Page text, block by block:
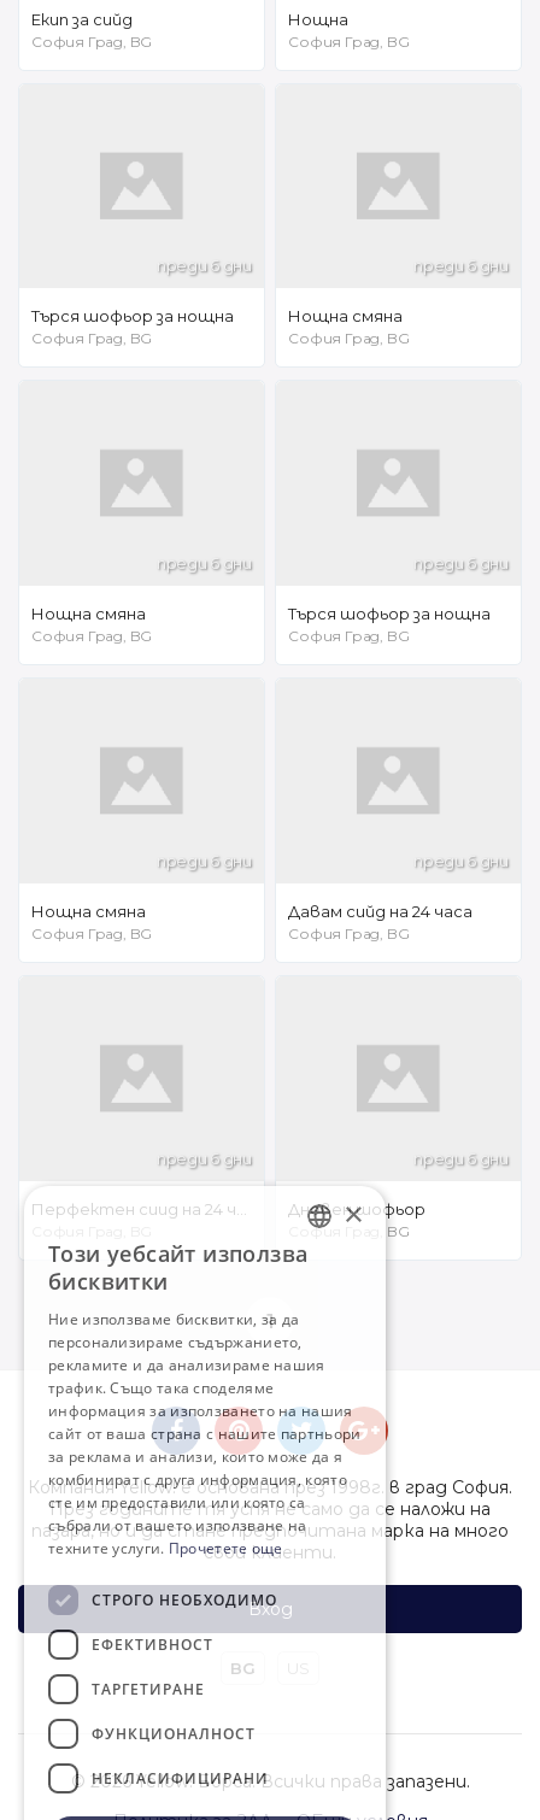
Екип за сийд
София Град, BG
Нощна
София Град, BG
преди 6 дни
Търся шофьор за нощна
София Град, BG
преди 6 дни
Нощна смяна
София Град, BG
преди 6 дни
Нощна смяна
София Град, BG
преди 6 дни
Търся шофьор за нощна
София Град, BG
преди 6 дни
Нощна смяна
София Град, BG
преди 6 дни
Давам сийд на 24 часа
София Град, BG
преди 6 дни преди 6 дни
Дневен шофьор
София Град, BG
1
Компания Yellow! е основана през 1998г. в град София.
През годините тя успя не само да се наложи на
пазара, но и да стане предпочитана марка на много
свои клиенти.
Вход
BG
© 2026 Yellow! Борса. Всички права запазени.
BULGARIAN
×
Този уебсайт използва
бисквитки
Ние използваме бисквитки, за да
персонализираме съдържанието,
рекламите и да анализираме нашия
трафик. Също така споделяме
информация за използването на нашия
сайт от ваша страна с нашите партньори
за реклама и анализи, които може да я
комбинират с друга информация, която
сте им предоставили или която са
събрали от вашето използване на
техните услуги. Прочетете още
СТРОГО НЕОБХОДИМО
ЕФЕКТИВНОСТ
ТАРГЕТИРАНЕ
ФУНКЦИОНАЛНОСТ
НЕКЛАСИФИЦИРАНИ